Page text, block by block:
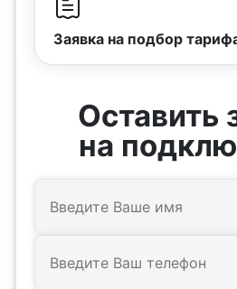
Заявка на подбор
Оставить
на